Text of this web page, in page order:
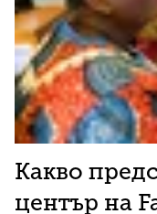
Какво
център на